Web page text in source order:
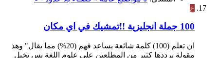
ع
100 جملة انجليزية !!تمشيك في اي مكان
ان تعلم (100) كلمة شائعة يساعد فهم (20%) مما يقال" وهذ
مقولة يرددها كثير من المطلعين على علوم اللغة بس تخيل